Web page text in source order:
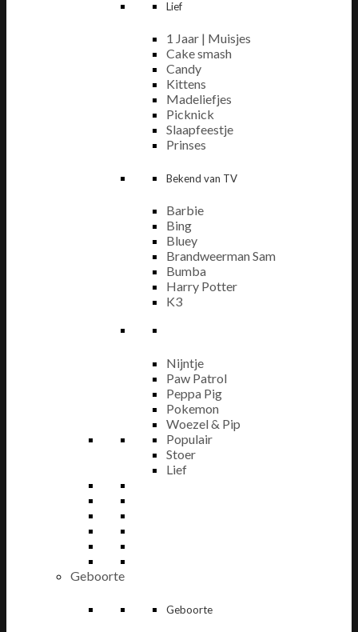
Lief
1 Jaar | Muisjes
Cake smash
Candy
Kittens
Madeliefjes
Picknick
Slaapfeestje
Prinses
Bekend van TV
Barbie
Bing
Bluey
Brandweerman Sam
Bumba
Harry Potter
K3
Nijntje
Paw Patrol
Peppa Pig
Pokemon
Woezel & Pip
Populair
Stoer
Lief
Geboorte
Geboorte